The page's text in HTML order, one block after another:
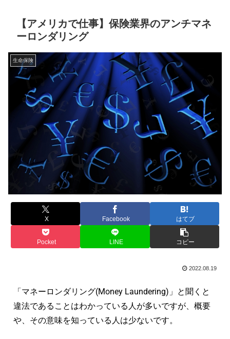
【アメリカで仕事】保険業界のアンチマネ
ーロンダリング
生命保険
X Facebook はてブ
Pocket LINE コピー
2022.08.19
「マネーロンダリング(Money Laundering)」と聞くと
違法であることはわかっている人が多いですが、概要
や、その意味を知っている人は少ないです。